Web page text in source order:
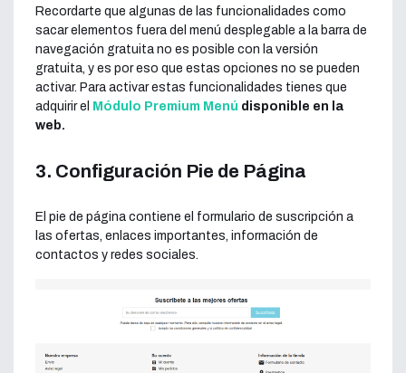
Recordarte que algunas de las funcionalidades como
sacar elementos fuera del menú desplegable a la barra de
navegación gratuita no es posible con la versión
gratuita, y es por eso que estas opciones no se pueden
activar. Para activar estas funcionalidades tienes que
adquirir el Módulo Premium Menú disponible en la
web.
3. Configuración Pie de Página
El pie de página contiene el formulario de suscripción a
las ofertas, enlaces importantes, información de
contactos y redes sociales.